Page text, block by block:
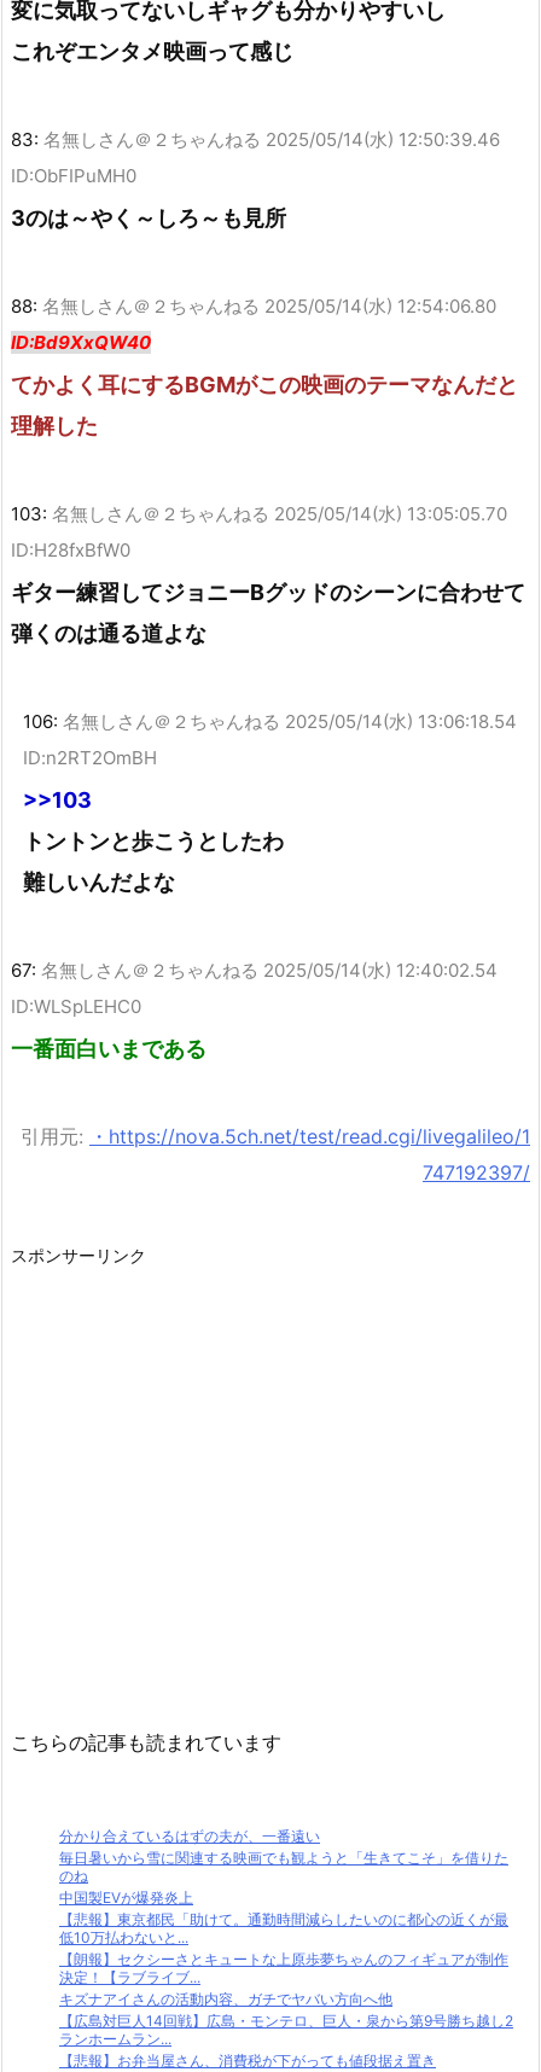
変に気取ってないしギャグも分かりやすいし
これぞエンタメ映画って感じ
83: 名無しさん＠２ちゃんねる 2025/05/14(水) 12:50:39.46
ID:ObFIPuMH0
3のは～やく～しろ～も見所
88: 名無しさん＠２ちゃんねる 2025/05/14(水) 12:54:06.80
ID:Bd9XxQW40
てかよく耳にするBGMがこの映画のテーマなんだと
理解した
103: 名無しさん＠２ちゃんねる 2025/05/14(水) 13:05:05.70
ID:H28fxBfW0
ギター練習してジョニーBグッドのシーンに合わせて
弾くのは通る道よな
106: 名無しさん＠２ちゃんねる 2025/05/14(水) 13:06:18.54
ID:n2RT2OmBH
>>103
トントンと歩こうとしたわ
難しいんだよな
67: 名無しさん＠２ちゃんねる 2025/05/14(水) 12:40:02.54
ID:WLSpLEHC0
一番面白いまである
引用元:
・https://nova.5ch.net/test/read.cgi/livegalileo/1
747192397/
スポンサーリンク
こちらの記事も読まれています
分かり合えているはずの夫が、一番遠い
毎日暑いから雪に関連する映画でも観ようと「生きてこそ」を借りた
のね
中国製EVが爆発炎上
【悲報】東京都民「助けて。通勤時間減らしたいのに都心の近くが最
低10万払わないと...
【朗報】セクシーさとキュートな上原歩夢ちゃんのフィギュアが制作
決定！【ラブライブ...
キズナアイさんの活動内容、ガチでヤバい方向へ他
【広島対巨人14回戦】広島・モンテロ、巨人・泉から第9号勝ち越し2
ランホームラン...
【悲報】お弁当屋さん、消費税が下がっても値段据え置き